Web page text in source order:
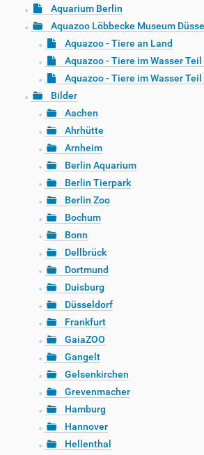
Aquarium Berlin
Aquazoo Löbbecke Museum
Aquazoo - Tiere an Land
Aquazoo - Tiere im Wasser Teil
Aquazoo - Tiere im Wasser Teil
Bilder
Aachen
Ahrhütte
Arnheim
Berlin Aquarium
Berlin Tierpark
Berlin Zoo
Bochum
Bonn
Dellbrück
Dortmund
Duisburg
Düsseldorf
Frankfurt
GaiaZOO
Gangelt
Gelsenkirchen
Grevenmacher
Hamburg
Hannover
Hellenthal